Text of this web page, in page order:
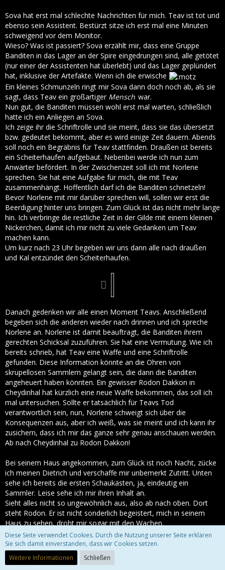
Sova hat erst mal schlechte Nachrichten für mich. Teav ist tot und
ebenso sein Assistent. Bestürzt sitze ich erst mal eine Minuten
schweigend vor dem Monitor.
Wieso? Was ist passiert? Sova erzählt mir, dass eine Gruppe
Banditen in das Lager an der Spire eingedrungen sind, alle getötet
(nur einer der Assistenten hat überlebt) und das Lager geplündert
hat, inklusive der Artefakte. Wenn ich die erwische
Ein kleines Schmunzeln ringt mir Sova dann doch noch ab, als sie
sagt, dass Teav ein großartiger Mensch war.
Nun gut, die Banditen müssen wohl erst mal warten, schließlich
hatte ich ein Anliegen an Sova.
Ich zeige ihr die Schriftrolle und sie meint, dass sie das übersetzt
bzw. gedeutet bekommt, aber es wird einige Zeit dauern. Abends
soll noch ein Begräbnis für Teav stattfinden. Draußen ist bereits
ein Scheiterhaufen aufgebaut. Nebenbei werde ich nun zum
Anwärter befördert. In der Zwischenzeit soll ich mit Norlene
sprechen. Sie hat eine Aufgabe für mich, die mit Teav
zusammenhängt. Hoffentlich darf ich die Banditen schnetzeln!
Bevor Norlene mit mir darüber sprechen will, sollen wir erst die
Beerdigung hinter uns bringen. Zum Glück ist das nicht mehr lange
hin. Ich verbringe die restliche Zeit in der Gilde mit einem kleinen
Nickerchen, damit ich mir nicht zu viele Gedanken um Teav
machen kann.
Um kurz nach 23 Uhr begeben wir uns dann alle nach draußen
und Kal entzündet den Scheiterhaufen.
Danach gedenken wir alle einen Moment Teavs. Anschließend
begeben sich die anderen wieder nach drinnen und ich spreche
Norlene an. Norlene ist damit beauftragt, die Banditen ihrem
gerechten Schicksal zuzuführen. Sie hat eine Vermutung. Wie ich
bereits schrieb, hat Teav eine Waffe und eine Schriftrolle
gefunden. Diese Information könnte an die Ohren von
skrupellosen Sammlern gelangt sein, die dann die Banditen
angeheuert haben könnten. Ein gewisser Rodon Dakkon in
Cheydinhal hat kürzlich eine neue Waffe bekommen, das soll ich
mal untersuchen. Sollte er tatsächlich für Teavs Tod
verantwortlich sein, nun, Norlene schweigt sich über die
Konsequenzen aus, aber ich weiß, was sie meint und ich kann ihr
zusichern, dass ich mir das ganze sehr genau anschauen werden.
Ab nach Cheydinhal zu Rodon Dakkon!
Bei seinem Haus angekommen, zum Glück ist noch Nacht, zücke
ich meinen Dietrich und verschaffe mir unbemerkt Zutritt. Unten
sehe ich bereits die ersten Schaukästen, ja, eindeutig ein
Sammler. Leise sehe ich mir ihren Inhalt an.
Sieht alles nicht so ungewöhnlich aus, also ab nach oben. Dort
steht Rodon. Er ist nicht sonderlich begeistert, mich in seinem
Haus zu sehen, droht mir sogar mit den Wachen.
Doch was er kann, kann ich schon lange:
Diese Seite verwendet Cookies. Durch die Nutzung unserer Seite erklären
Sie sich damit einverstanden, dass wir Cookies setzen.
Weitere Informationen
Schließen